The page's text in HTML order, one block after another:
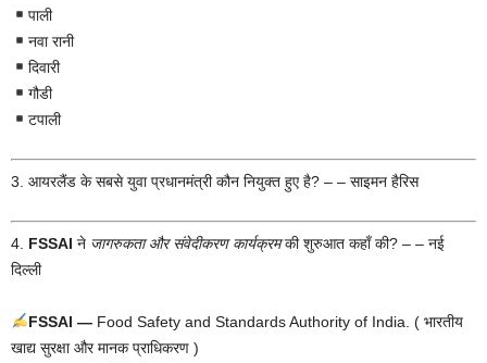
पाली
नवा रानी
दिवारी
गौडी
टपाली
3. आयरलैंड के सबसे युवा प्रधानमंत्री कौन नियुक्त हुए है? – – साइमन हैरिस
4. FSSAI ने जागरुकता औरसंवेदीकरण कार्यक्रमकी शुरुआत कहाँ की? – – नई
दिल्ली
FSSAI —Food Safety and Standards Authority of India. ( भारतीय
खाद्य सुरक्षा और मानक प्राधिकरण )